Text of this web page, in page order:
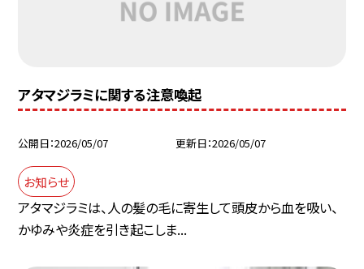
アタマジラミに関する注意喚起
公開日 2026/05/07 更新日 2026/05/07
お知らせ
アタマジラミは、人の髪の毛に寄生して頭皮から血を吸い、
かゆみや炎症を引き起こしま...